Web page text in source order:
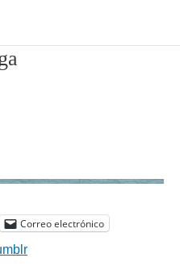
Correo electrónico